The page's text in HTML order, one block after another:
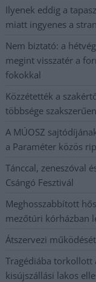
Ilyenek eddig a
miatt ingyenes a
Nem biztató: a
megint visszatér a
fokokkal
Közzétették a
többsége
A MÚOSZ
a Paraméter közös
Tánccal, zeneszóval
Csángó Fesztivál
Meghosszabbított
mezőtúri kórházban
Átszervezi
Tragédiába torkollott
kisújszállási lakos